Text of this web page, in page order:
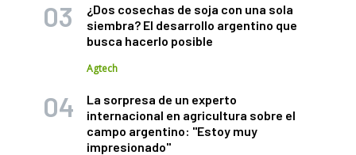
¿Dos cosechas de soja con una sola
siembra? El desarrollo argentino que
busca hacerlo posible
Agtech
La sorpresa de un experto
internacional en agricultura sobre el
campo argentino: "Estoy muy
impresionado"